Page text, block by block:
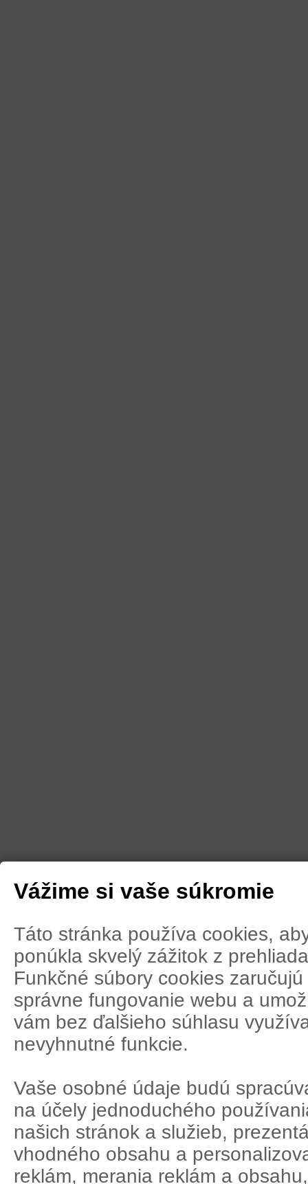
Vážime si vaše súkromie
Táto stránka používa cookies,
ponúkla skvelý zážitok z
Funkčné súbory cookies zaručujú
správne fungovanie webu a
vám bez ďalšieho súhlasu
nevyhnutné funkcie.
Vaše osobné údaje budú
na účely jednoduchého
našich stránok a služieb,
vhodného obsahu a
reklám, merania reklám a obsahu,